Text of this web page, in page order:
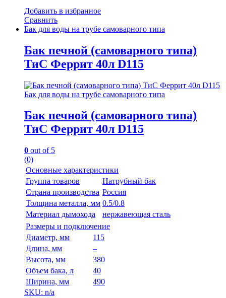
Добавить в избранное
Сравнить
Бак для воды на трубе самоварного типа
Бак печной (самоварного типа)
ТиС Феррит 40л D115
Бак для воды на трубе самоварного типа
Бак печной (самоварного типа)
ТиС Феррит 40л D115
0 out of 5
(0)
Основные характеристики
Группа товаров
Натрубный бак
Страна производства Россия
Толщина металла, мм 0.5/0.8
Материал дымохода
нержавеющая сталь
Размеры и подключение
Диаметр, мм
115
Длина, мм
–
Высота, мм
380
Объем бака, л
40
Ширина, мм
490
SKU: n/a